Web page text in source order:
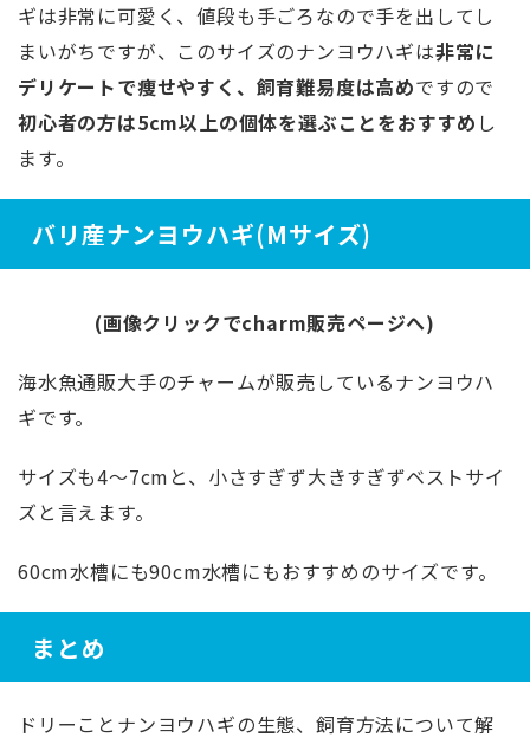
ギは非常に可愛く、値段も手ごろなので手を出してし
まいがちですが、このサイズのナンヨウハギは非常に
デリケートで痩せやすく、飼育難易度は高めですので
初心者の方は5cm以上の個体を選ぶことをおすすめ し
ます。
バリ産ナンヨウハギ(Mサイズ)
(画像クリックでcharm販売ページへ)
海水魚通販大手のチャームが販売しているナンヨウハ
ギです。
サイズも4～7cmと、小さすぎず大きすぎずベストサイ
ズと言えます。
60cm水槽にも90cm水槽にもおすすめのサイズです。
まとめ
ドリーことナンヨウハギの生態、飼育方法について解